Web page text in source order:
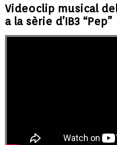
Videoclip musical
a la sèrie d’IB3 “Pep”